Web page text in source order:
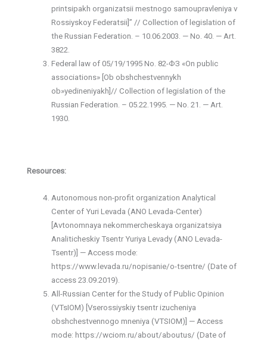
printsipakh organizatsii mestnogo samoupravleniya v
Rossiyskoy Federatsii]” // Collection of legislation of
the Russian Federation. – 10.06.2003. — No. 40. — Art.
3822.
Federal law of 05/19/1995 No. 82-ФЗ «On public
associations» [Ob obshchestvennykh
ob»yedineniyakh]// Collection of legislation of the
Russian Federation. – 05.22.1995. — No. 21. — Art.
1930.
Resources:
Autonomous non-profit organization Analytical
Center of Yuri Levada (ANO Levada-Center)
[Avtonomnaya nekommercheskaya organizatsiya
Analiticheskiy Tsentr Yuriya Levady (ANO Levada-
Tsentr)] — Access mode:
https://www.levada.ru/nopisanie/o-tsentre/ (Date of
access 23.09.2019).
All-Russian Center for the Study of Public Opinion
(VTsIOM) [Vserossiyskiy tsentr izucheniya
obshchestvennogo mneniya (VTSIOM)] — Access
mode: https://wciom.ru/about/aboutus/ (Date of